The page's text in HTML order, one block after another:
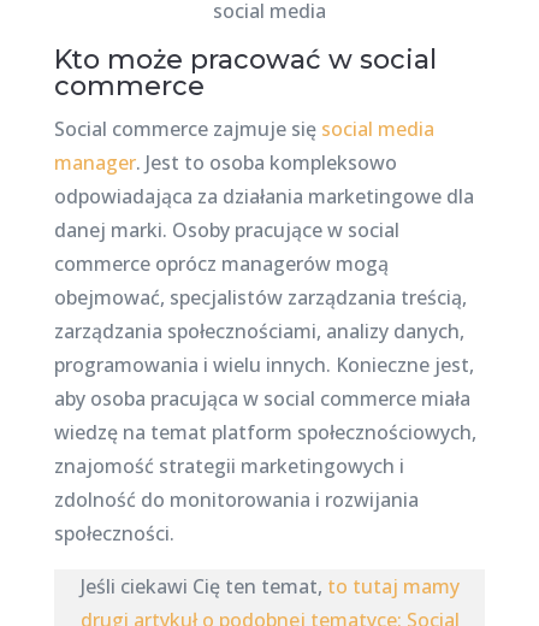
Kto może pracować w social
commerce
Social commerce zajmuje się social media
manager. Jest to osoba kompleksowo
odpowiadająca za działania marketingowe dla
danej marki. Osoby pracujące w social
commerce oprócz managerów mogą
obejmować, specjalistów zarządzania treścią,
zarządzania społecznościami, analizy danych,
programowania i wielu innych. Konieczne jest,
aby osoba pracująca w social commerce miała
wiedzę na temat platform społecznościowych,
znajomość strategii marketingowych i
zdolność do monitorowania i rozwijania
społeczności.
Jeśli ciekawi Cię ten temat, to tutaj mamy
drugi artykuł o podobnej tematyce: Social